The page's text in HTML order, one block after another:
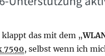
klappt das mit dem „
7590, selbst wenn ich